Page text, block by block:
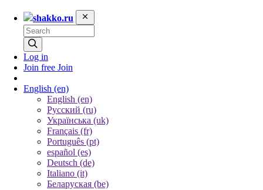
shakko.ru
Log in
Join free Join
English (en)
English (en)
Русский (ru)
Українська (uk)
Français (fr)
Português (pt)
español (es)
Deutsch (de)
Italiano (it)
Беларуская (be)